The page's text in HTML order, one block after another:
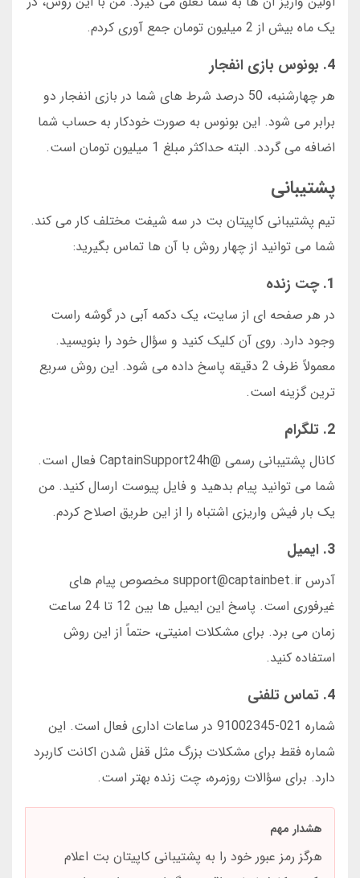
یک ماه بیش از 2 میلیون تومان جمع آوری کردم.
4. بونوس بازی انفجار
هر چهارشنبه، 50 درصد شرط های شما در بازی انفجار دو
برابر می شود. این بونوس به صورت خودکار به حساب شما
اضافه می گردد. البته حداکثر مبلغ 1 میلیون تومان است.
پشتیبانی
تیم پشتیبانی کاپیتان بت در سه شیفت مختلف کار می کند.
شما می توانید از چهار روش با آن ها تماس بگیرید:
1. چت زنده
در هر صفحه ای از سایت، یک دکمه آبی در گوشه راست
وجود دارد. روی آن کلیک کنید و سؤال خود را بنویسید.
معمولاً ظرف 2 دقیقه پاسخ داده می شود. این روش سریع
ترین گزینه است.
2. تلگرام
کانال پشتیبانی رسمی @CaptainSupport24h فعال است.
شما می توانید پیام بدهید و فایل پیوست ارسال کنید. من
یک بار فیش واریزی اشتباه را از این طریق اصلاح کردم.
3. ایمیل
آدرس support@captainbet.ir مخصوص پیام های
غیرفوری است. پاسخ این ایمیل ها بین 12 تا 24 ساعت
زمان می برد. برای مشکلات امنیتی، حتماً از این روش
استفاده کنید.
4. تماس تلفنی
شماره 021-91002345 در ساعات اداری فعال است. این
شماره فقط برای مشکلات بزرگ مثل قفل شدن اکانت کاربرد
دارد. برای سؤالات روزمره، چت زنده بهتر است.
هشدار مهم
هرگز رمز عبور خود را به پشتیبانی کاپیتان بت اعلام